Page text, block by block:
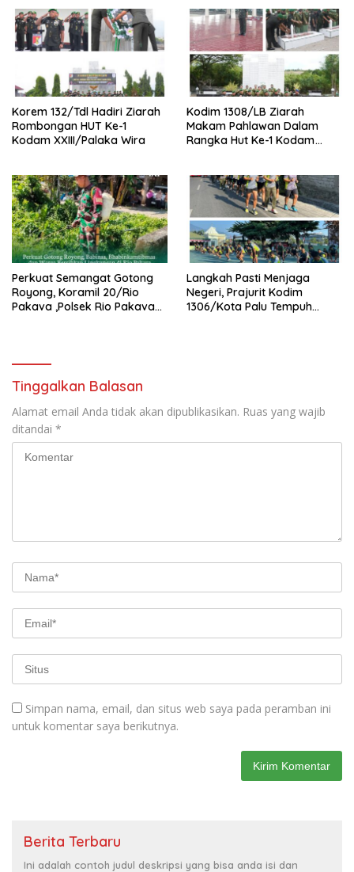
Korem 132/Tdl Hadiri Ziarah
Rombongan HUT Ke-1
Kodam XXIII/Palaka Wira
Kodim 1308/LB Ziarah
Makam Pahlawan Dalam
Rangka Hut Ke-1 Kodam
Perkuat Semangat Gotong
Royong, Koramil 20/Rio
Pakava ,Polsek Rio Pakava
Langkah Pasti Menjaga
Negeri, Prajurit Kodim
1306/Kota Palu Tempuh
Tinggalkan Balasan
Alamat email Anda tidak akan dipublikasikan. Ruas yang wajib
ditandai *
Simpan nama, email, dan situs web saya pada peramban ini
untuk komentar saya berikutnya.
Berita Terbaru
Ini adalah contoh judul deskripsi yang bisa anda isi dan